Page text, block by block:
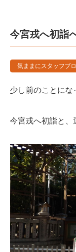
今宮戎へ初詣
気ままにスタッフブ
少し前のことにな
今宮戎へ初詣と、